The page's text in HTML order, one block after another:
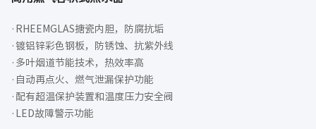
·RHEEMGLAS搪瓷内胆，防腐抗垢
·镀铝锌彩色钢板，防锈蚀、抗紫外线
·多叶烟道节能技术，热效率高
·自动再点火、燃气泄漏保护功能
·配有超温保护装置和温度压力安全阀
·LED故障警示功能